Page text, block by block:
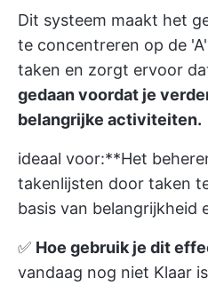
Dit systeem maakt het
te concentreren op de
taken en zorgt ervoor
gedaan voordat je
belangrijke activiteiten.
ideaal voor:**Het
takenlijsten door taken
basis van belangrijkheid
✅ Hoe gebruik je dit
vandaag nog niet Klaar